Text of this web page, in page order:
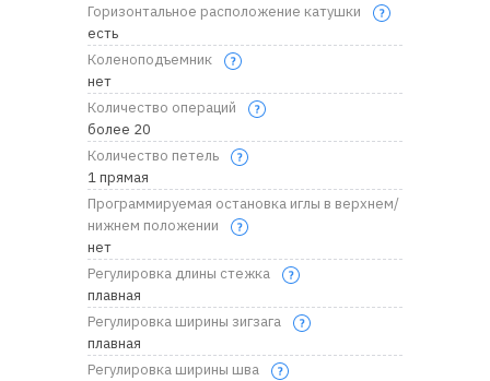
Горизонтальное расположение катушки
есть
Коленоподъемник
нет
Количество операций
более 20
Количество петель
1 прямая
Программируемая остановка иглы в верхнем/
нижнем положении
нет
Регулировка длины стежка
плавная
Регулировка ширины зигзага
плавная
Регулировка ширины шва